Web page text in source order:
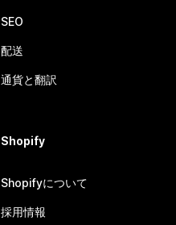
SEO
配送
通貨と翻訳
Shopify
Shopifyについて
採用情報